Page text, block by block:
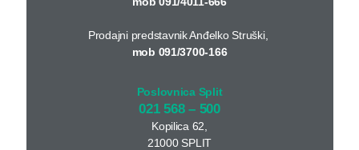
Prodajni predstavnik Anđelko Struški,
mob 091/3700-166
Poslovnica Split
021 568 – 500
Kopilica 62,
21000 SPLIT